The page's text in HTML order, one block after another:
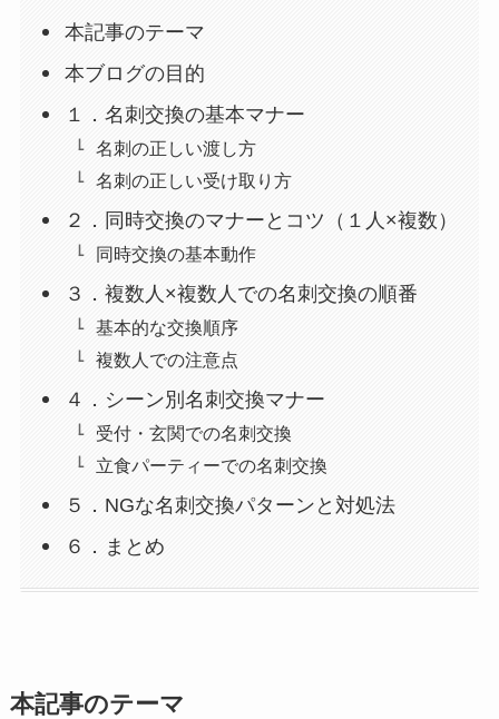
本記事のテーマ
本ブログの目的
１．名刺交換の基本マナー
名刺の正しい渡し方
名刺の正しい受け取り方
２．同時交換のマナーとコツ（１人×複数）
同時交換の基本動作
３．複数人×複数人での名刺交換の順番
基本的な交換順序
複数人での注意点
４．シーン別名刺交換マナー
受付・玄関での名刺交換
立食パーティーでの名刺交換
５．NGな名刺交換パターンと対処法
６．まとめ
本記事のテーマ